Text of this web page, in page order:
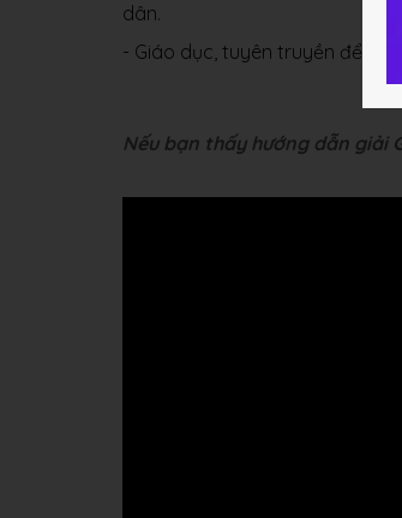
dân.
- Giáo dục, tuyên truyền để
Nếu bạn thấy hướng dẫn giải